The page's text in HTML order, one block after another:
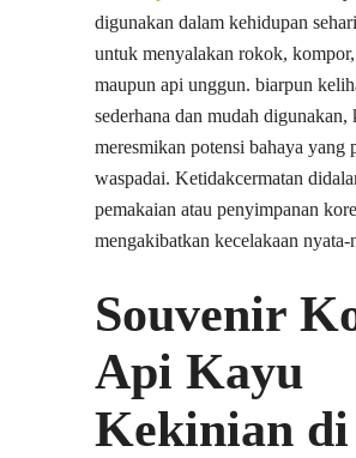
digunakan dalam kehidupan
untuk menyalakan rokok,
maupun api unggun. biarpun
sederhana dan mudah digunakan,
meresmikan potensi bahaya yang
waspadai. Ketidakcermatan
pemakaian atau penyimpanan
mengakibatkan kecelakaan nyata-
Souvenir
Api Kayu
Kekinian di